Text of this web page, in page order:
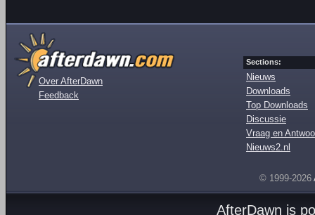
Over AfterDawn
Feedback
Sections:
Nieuws
Downloads
Top Downloads
Discussie
Vraag en
Nieuws2.nl
© 1999-2026
AfterDawn is